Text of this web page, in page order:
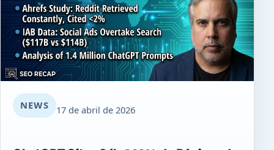
NEWS 17 de abril de 2026